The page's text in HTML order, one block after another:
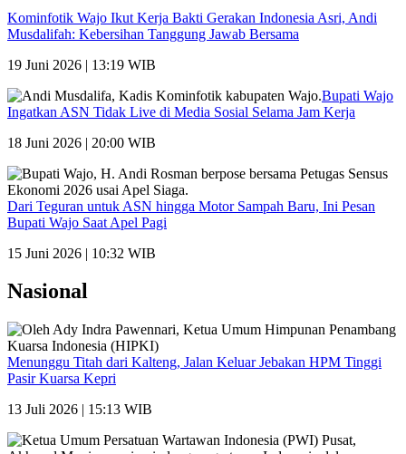
Kominfotik Wajo Ikut Kerja Bakti Gerakan Indonesia Asri, Andi
Musdalifah: Kebersihan Tanggung Jawab Bersama
19 Juni 2026 | 13:19 WIB
Bupati Wajo
Ingatkan ASN Tidak Live di Media Sosial Selama Jam Kerja
18 Juni 2026 | 20:00 WIB
Dari Teguran untuk ASN hingga Motor Sampah Baru, Ini Pesan
Bupati Wajo Saat Apel Pagi
15 Juni 2026 | 10:32 WIB
Nasional
Menunggu Titah dari Kalteng, Jalan Keluar Jebakan HPM Tinggi
Pasir Kuarsa Kepri
13 Juli 2026 | 15:13 WIB